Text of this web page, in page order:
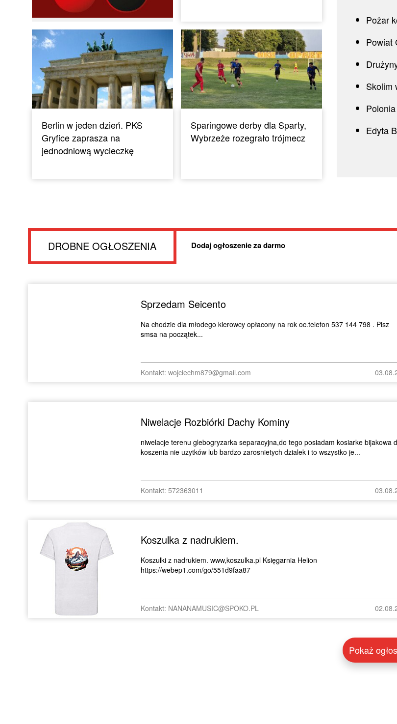
Berlin w jeden dzień. PKS
Gryfice zaprasza na
jednodniową wycieczkę
Sparingowe derby dla Sparty,
Wybrzeże rozegrało trójmecz
Pożar
Powiat
Skolim
Edyta
DROBNE OGŁOSZENIA Dodaj ogłoszenie za darmo
Sprzedam Seicento
Na chodzie dla młodego kierowcy opłacony na rok oc.telefon 537 144 798 . Pisz
smsa na początek...
Kontakt: wojciechm879@gmail.com
Niwelacje Rozbiórki Dachy Kominy
niwelacje terenu glebogryzarka separacyjna,do tego posiadam kosiarke bijakowa
koszenia nie uzytków lub bardzo zarosnietych dzialek i to wszystko je...
Kontakt: 572363011
Koszulka z nadrukiem.
Koszulki z nadrukiem. www,koszulka.pl Księgarnia Helion
https://webep1.com/go/551d9faa87
Kontakt: NANANAMUSIC@SPOKO.PL
Pokaż